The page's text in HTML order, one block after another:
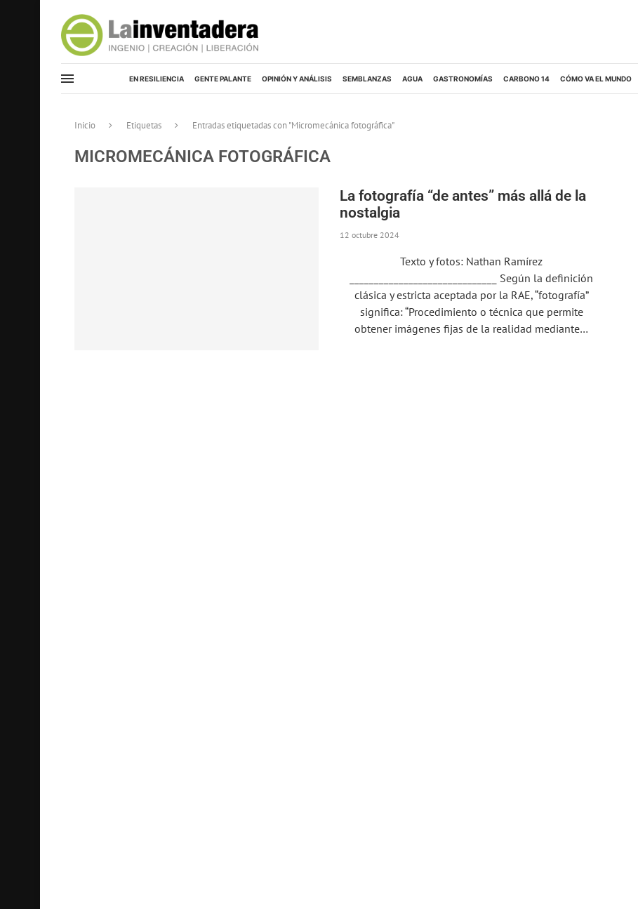
EN RESILIENCIA GENTE PALANTE OPINIÓN Y ANÁLISIS SEMBLANZAS AGUA GASTRONOMÍAS CARBONO 14 CÓMO VA EL MUNDO
Inicio Etiquetas Entradas etiquetadas con "Micromecánica fotográfica"
MICROMECÁNICA FOTOGRÁFICA
La fotografía “de antes” más allá de la
nostalgia
12 octubre 2024
Texto y fotos: Nathan Ramírez
______________________________ Según la definición
clásica y estricta aceptada por la RAE, “fotografía”
significa: “Procedimiento o técnica que permite
obtener imágenes fijas de la realidad mediante…